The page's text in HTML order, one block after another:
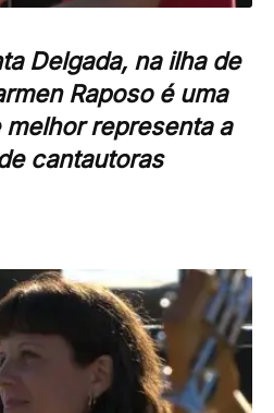
Delgada, na ilha de
Raposo é uma
representa a
cantautoras